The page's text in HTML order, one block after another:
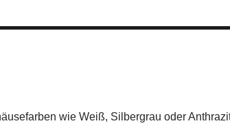
wie Weiß, Silbergrau oder